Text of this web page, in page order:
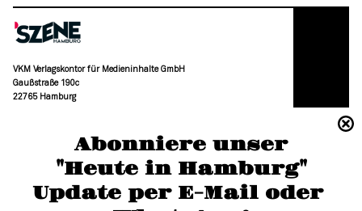
Abonniere unser
"Heute in Hamburg"
Update per E-Mail oder
VKM Verlagskontor für Medieninhalte GmbH
Gaußstraße 190c
22765 Hamburg
moc.grubmah-enezs@ofni